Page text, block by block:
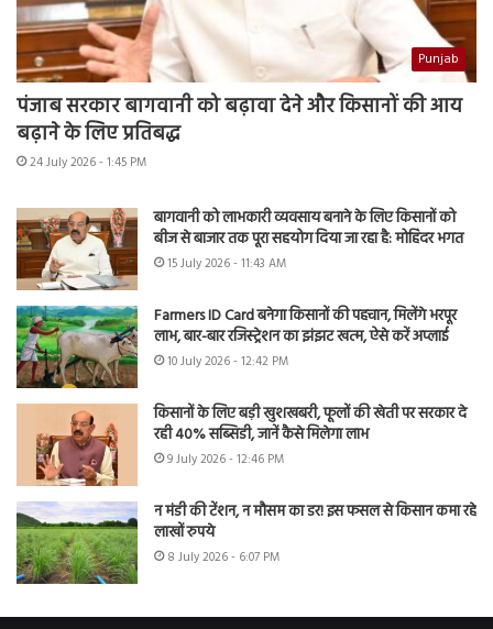
Punjab
पंजाब सरकार बागवानी को बढ़ावा देने और किसानों की आय
बढ़ाने के लिए प्रतिबद्ध
24 July 2026 - 1:45 PM
बागवानी को लाभकारी व्यवसाय बनाने के लिए किसानों को
बीज से बाजार तक पूरा सहयोग दिया जा रहा है: मोहिंदर भगत
15 July 2026 - 11:43 AM
Farmers ID Card बनेगा किसानों की पहचान, मिलेंगे भरपूर
लाभ, बार-बार रजिस्ट्रेशन का झंझट खत्म, ऐसे करें अप्लाई
10 July 2026 - 12:42 PM
किसानों के लिए बड़ी खुशखबरी, फूलों की खेती पर सरकार दे
रही 40% सब्सिडी, जानें कैसे मिलेगा लाभ
9 July 2026 - 12:46 PM
न मंडी की टेंशन, न मौसम का डर! इस फसल से किसान कमा रहे
लाखों रुपये
8 July 2026 - 6:07 PM